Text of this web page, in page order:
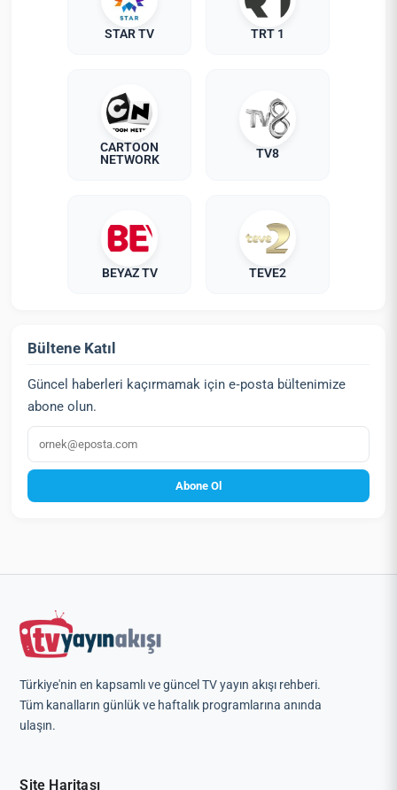
STAR TV TRT 1
CARTOON
NETWORK
TV8
BEYAZ TV TEVE2
Bültene Katıl
Güncel haberleri kaçırmamak için e‑posta bültenimize
abone olun.
E‑posta
Abone Ol
Türkiye'nin en kapsamlı ve güncel TV yayın akışı rehberi.
Tüm kanalların günlük ve haftalık programlarına anında
ulaşın.
Site Haritası